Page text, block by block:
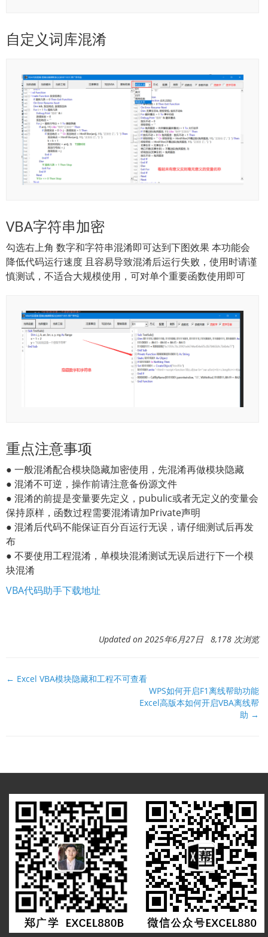
自定义词库混淆
VBA字符串加密
勾选右上角 数字和字符串混淆即可达到下图效果 本功能会
降低代码运行速度 且容易导致混淆后运行失败，使用时请谨
慎测试，不适合大规模使用，可对单个重要函数使用即可
重点注意事项
● 一般混淆配合模块隐藏加密使用，先混淆再做模块隐藏
● 混淆不可逆，操作前请注意备份源文件
● 混淆的前提是变量要先定义，pubulic或者无定义的变量会
保持原样，函数过程需要混淆请加Private声明
● 混淆后代码不能保证百分百运行无误，请仔细测试后再发
布
● 不要使用工程混淆，单模块混淆测试无误后进行下一个模
块混淆
VBA代码助手下载地址
Updated on 2025年6月27日 8,178 次浏览
文
← Excel VBA模块隐藏和工程不可查看
WPS如何开启F1离线帮助功能
Excel高版本如何开启VBA离线帮
助 →